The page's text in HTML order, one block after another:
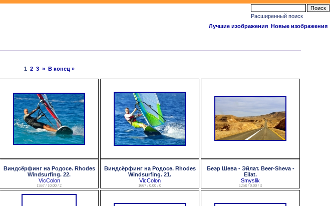
Расширенный поиск
Лучшие изображения Новые изображения
1 2 3 » В конец »
Виндсёрфинг на Родосе. Rhodes
Windsurfing. 22.
VicColon
1557 / 10.00 / 2
Виндсёрфинг на Родосе. Rhodes
Windsurfing. 21.
VicColon
1667 / 0.00 / 0
Беэр Шева - Эйлат. Beer-Sheva -
Eilat.
Smyslik
1258 / 0.00 / 3